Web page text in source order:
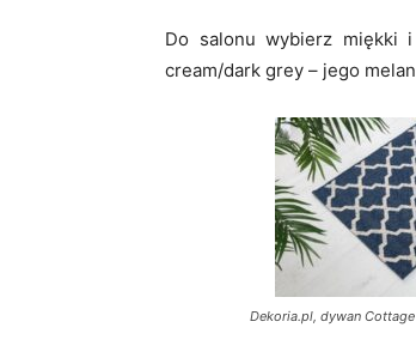
Do salonu wybierz miękki
cream/dark grey – jego
Dekoria.pl, dywan